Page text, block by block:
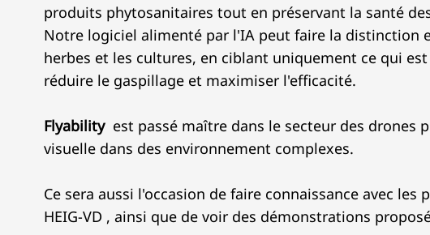
produits phytosanitaires tout en préservant la santé
Notre logiciel alimenté par l'IA peut faire la distinction
herbes et les cultures, en ciblant uniquement ce qui
réduire le gaspillage et maximiser l'efficacité.
Flyability est passé maître dans le secteur des drones
visuelle dans des environnement complexes.
Ce sera aussi l'occasion de faire connaissance avec les
HEIG-VD , ainsi que de voir des démonstrations